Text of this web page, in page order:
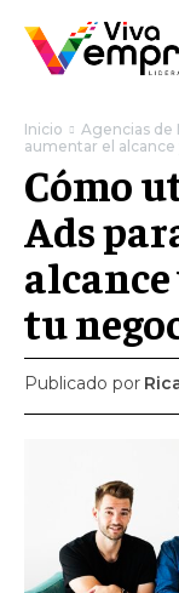
SUBSCRIBE
Welcome to
We have a
Inicio Agencias de
aumentar el alcance
Cómo
Ads
tu
Publicado por